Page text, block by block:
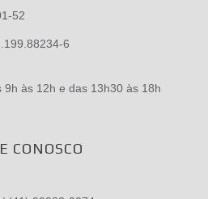
52
6
às 12h e das 13h30 às 18h
CONOSCO